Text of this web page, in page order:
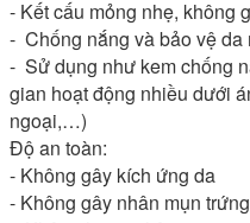
- Kết cấu mỏng nhẹ, không
-  Chống nắng và bảo vệ
-  Sử dụng như kem chống
gian hoạt động nhiều dưới
ngoại,…)
Độ an toàn:
- Không gây kích ứng da
- Không gây nhân mụn